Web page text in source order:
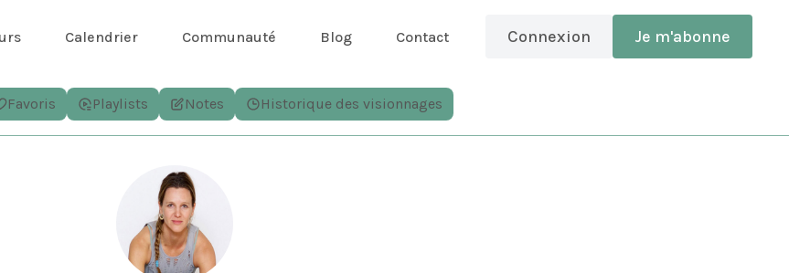
Calendrier Communauté Blog Contact Connexion Je m'abonne
Favoris Playlists Notes Historique des visionnages